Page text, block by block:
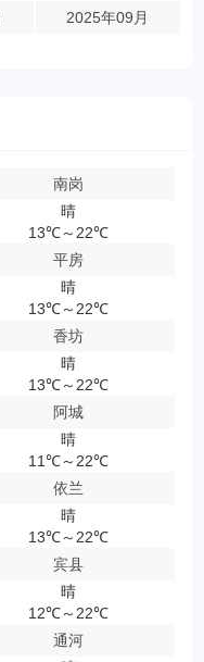
2025年09月
南岗
晴
13℃～22℃
平房
晴
13℃～22℃
香坊
晴
13℃～22℃
阿城
晴
11℃～22℃
依兰
晴
13℃～22℃
宾县
晴
12℃～22℃
通河